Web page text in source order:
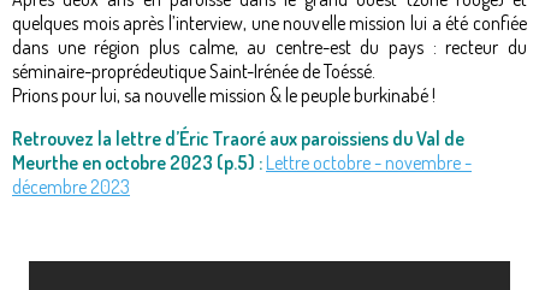
quelques mois après l’interview, une nouvelle mission lui a été confiée
dans une région plus calme, au centre-est du pays : recteur du
séminaire-proprédeutique Saint-Irénée de Toéssé.
Prions pour lui, sa nouvelle mission & le peuple burkinabé !
Retrouvez la lettre d’Éric Traoré aux paroissiens du Val de
Meurthe en octobre 2023 (p.5) : Lettre octobre - novembre -
décembre 2023